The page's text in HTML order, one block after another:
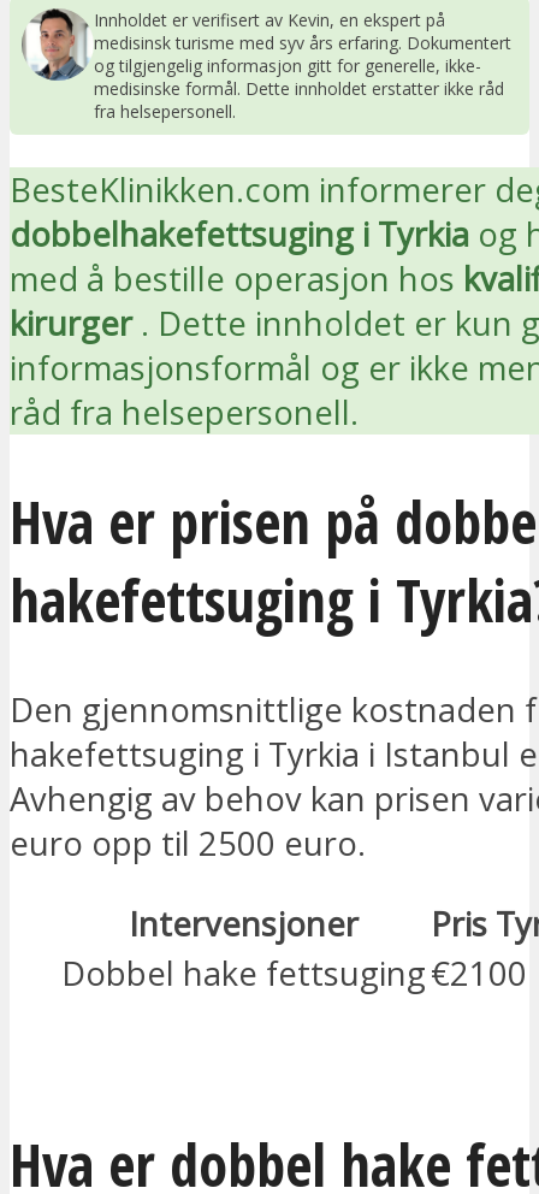
Innholdet er verifisert av Kevin, en ekspert på
medisinsk turisme med syv års erfaring. Dokumentert
og tilgjengelig informasjon gitt for generelle, ikke-
medisinske formål. Dette innholdet erstatter ikke råd
fra helsepersonell.
BesteKlinikken.com informerer
dobbelhakefettsuging i Tyrkia og
med å bestille operasjon hos
kirurger. Dette innholdet er kun
informasjonsformål og er ikke
råd fra helsepersonell.
Hva er prisen på
hakefettsuging i
Den gjennomsnittlige kostnaden
hakefettsuging i Tyrkia i Istanbul
Avhengig av behov kan prisen
euro opp til 2500 euro.
Intervensjoner
Pris
Dobbel hake fettsuging€2100
Hva er dobbel hake